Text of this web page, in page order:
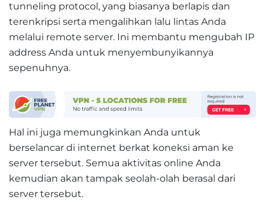
tunneling protocol, yang biasanya berlapis dan
terenkripsi serta mengalihkan lalu lintas Anda
melalui remote server. Ini membantu mengubah IP
address Anda untuk menyembunyikannya
sepenuhnya.
Hal ini juga memungkinkan Anda untuk
berselancar di internet berkat koneksi aman ke
server tersebut. Semua aktivitas online Anda
kemudian akan tampak seolah-olah berasal dari
server tersebut.